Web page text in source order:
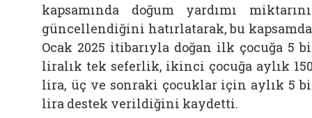
kapsamında doğum yardımı
güncellendiğini hatırlatarak, bu kapsamda
Ocak 2025 itibarıyla doğan ilk çocuğa 5
liralık tek seferlik, ikinci çocuğa aylık
lira, üç ve sonraki çocuklar için aylık 5
lira destek verildiğini kaydetti.